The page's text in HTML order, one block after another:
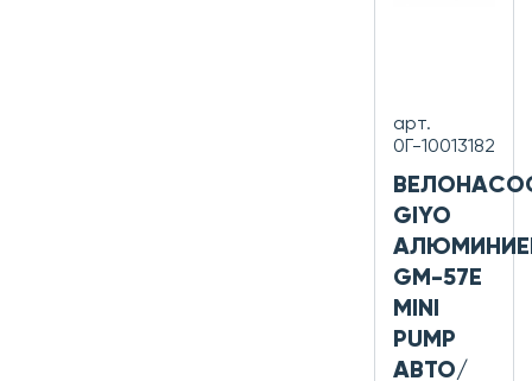
арт.
0Г-10013182
GIYO
GM-57E
MINI
PUMP
АВТО/